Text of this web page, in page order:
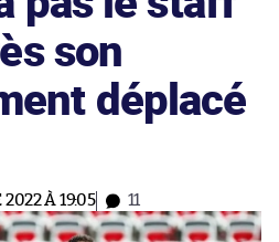
son
déplacé
2022 À 19:05 11